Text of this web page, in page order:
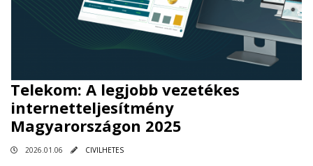
Telekom: A legjobb vezetékes
internetteljesítmény
Magyarországon 2025
2026.01.06 CIVILHETES